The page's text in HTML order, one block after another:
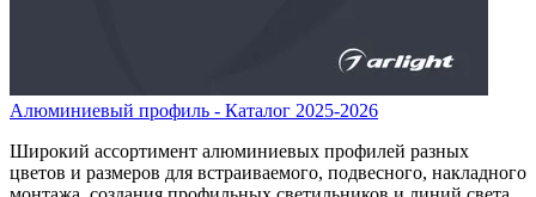
Алюминиевый профиль - Каталог 2025-2026
Широкий ассортимент алюминиевых профилей разных
цветов и размеров для встраиваемого, подвесного, накладного